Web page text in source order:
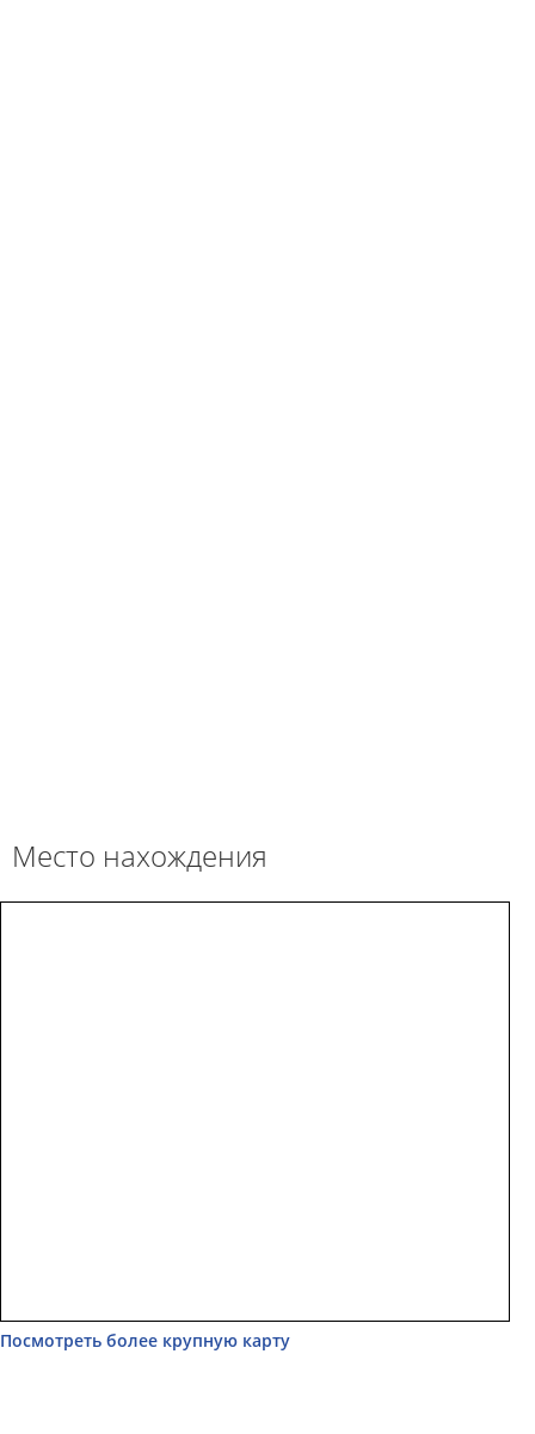
Место нахождения
Посмотреть более крупную карту